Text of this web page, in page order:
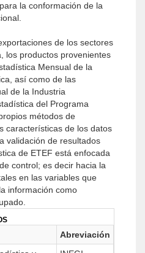
la conformación de la
de los sectores
los productos provenientes
Mensual de la
así como de las
de la Industria
del Programa
métodos de
características de los datos
validación de resultados
de ETEF está enfocada
control; es decir hacia la
en las variables que
información como
Abreviación